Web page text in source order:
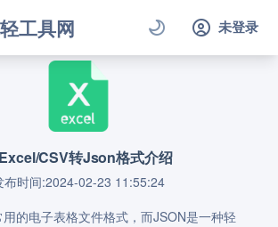
轻工具网 未登录
Excel/CSV转Json格式介绍
布时间:2024-02-23 11:55:24
用的电子表格文件格式，而JSON是一种轻